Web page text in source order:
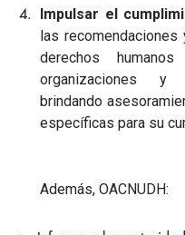
Impulsar el
las
derechos
organizaciones y
brindando
específicas para su
Además, OACNUDH: